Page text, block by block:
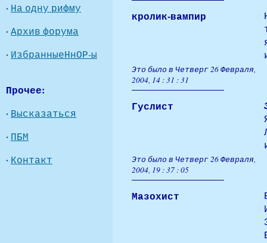
· На одну рифму
·Архив форума
· ИзбранныеНнОР-ы
Прочее:
· Высказаться
· ПБМ
· Контакт
кролик-вампир
Это было в Четверг 26 Февраля,
2004, 14 : 31 : 31
Гуслист
Это было в Четверг 26 Февраля,
2004, 19 : 37 : 05
Мазохист